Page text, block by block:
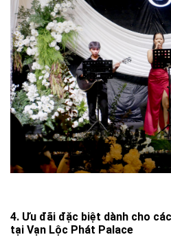
4. Ưu đãi đặc biệt dành cho
tại Vạn Lộc Phát Palace